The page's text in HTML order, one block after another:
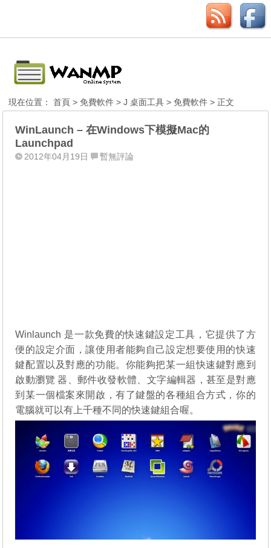
現在位置：首頁 >免費軟件 >J 桌面工具 >免費軟件 > 正文
WinLaunch – 在Windows下模擬Mac的
Launchpad
2012年04月19日 暫無評論
Winlaunch 是一款免費的快速鍵設定工具，它提供了方
便的設定介面，讓使用者能夠自己設定想要使用的快速
鍵配置以及對應的功能。你能夠把某一組快速鍵對應到
啟動瀏覽 器、郵件收發軟體、文字編輯器，甚至是對應
到某一個檔案來開啟，有了鍵盤的各種組合方式，你的
電腦就可以有上千種不同的快速鍵組合喔。